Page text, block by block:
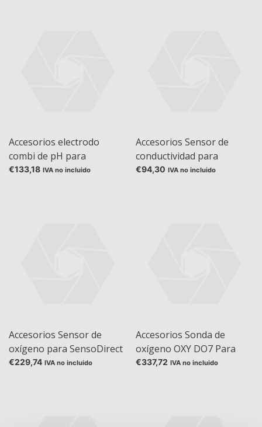
Accesorios electrodo
combi de pH para
SensoDirect pH 110 y
€133,18 IVA no incluido
Accesorios Sensor de
conductividad para
SensoDirect 150
€94,30 IVA no incluido
Accesorios Sensor de
oxígeno para SensoDirect
150
€229,74 IVA no incluido
Accesorios Sonda de
oxígeno OXY DO7 Para
OXY 7
€337,72 IVA no incluido